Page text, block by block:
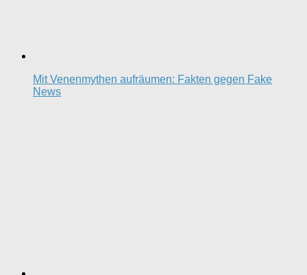
Mit Venenmythen aufräumen: Fakten gegen Fake
News